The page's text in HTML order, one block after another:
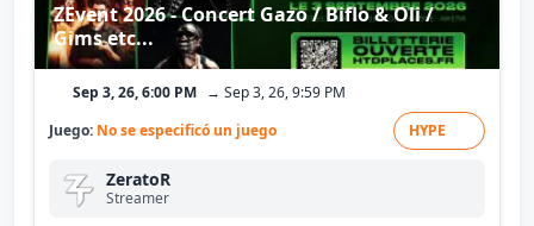
ZEvent 2026 - Concert Gazo / Biflo & Oli /
Gims etc...
Sep 3, 26, 6:00 PM → Sep 3, 26, 9:59 PM
Juego: No se especificó un juego HYPE
ZeratoR
Streamer